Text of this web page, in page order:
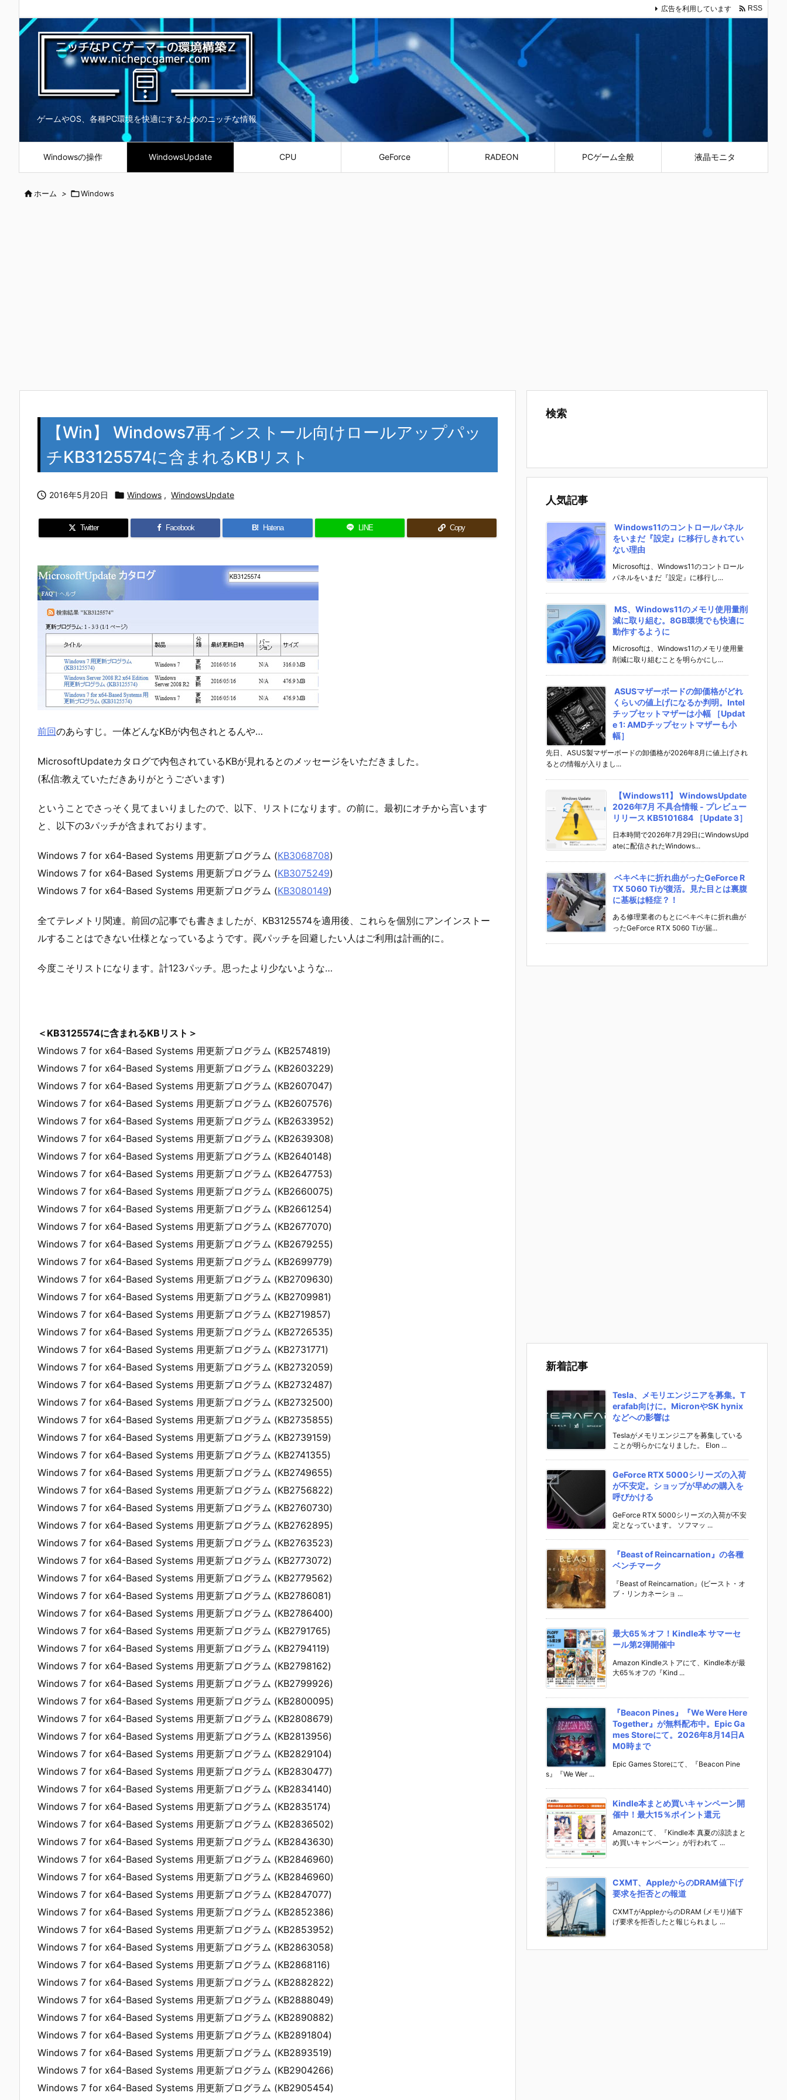
ゲームやOS、各種PC環境を快適にするためのニッチな情報
Windowsの操作 WindowsUpdate CPU GeForce RADEON PCゲーム全般 液晶モニタ
広告を利用しています  RSS
ホーム > Windows
【Win】 Windows7再インストール向けロールアップパッ
チKB3125574に含まれるKBリスト
 2016年5月20日  Windows , WindowsUpdate
Twitter Facebook B! Hatena LINE Copy
前回のあらすじ。一体どんなKBが内包されとるんや…
MicrosoftUpdateカタログで内包されているKBが見れるとのメッセージをいただきました。
(私信:教えていただきありがとうございます)
ということでさっそく見てまいりましたので、以下、リストになります。の前に。最初にオチから言います
と、以下の3パッチが含まれております。
Windows 7 for x64-Based Systems 用更新プログラム (KB3068708)
Windows 7 for x64-Based Systems 用更新プログラム (KB3075249)
Windows 7 for x64-Based Systems 用更新プログラム (KB3080149)
全てテレメトリ関連。前回の記事でも書きましたが、KB3125574を適用後、これらを個別にアンインストー
ルすることはできない仕様となっているようです。罠パッチを回避したい人はご利用は計画的に。
今度こそリストになります。計123パッチ。思ったより少ないような…
＜KB3125574に含まれるKBリスト＞
Windows 7 for x64-Based Systems 用更新プログラム (KB2574819)
Windows 7 for x64-Based Systems 用更新プログラム (KB2603229)
Windows 7 for x64-Based Systems 用更新プログラム (KB2607047)
Windows 7 for x64-Based Systems 用更新プログラム (KB2607576)
Windows 7 for x64-Based Systems 用更新プログラム (KB2633952)
Windows 7 for x64-Based Systems 用更新プログラム (KB2639308)
Windows 7 for x64-Based Systems 用更新プログラム (KB2640148)
Windows 7 for x64-Based Systems 用更新プログラム (KB2647753)
Windows 7 for x64-Based Systems 用更新プログラム (KB2660075)
Windows 7 for x64-Based Systems 用更新プログラム (KB2661254)
Windows 7 for x64-Based Systems 用更新プログラム (KB2677070)
Windows 7 for x64-Based Systems 用更新プログラム (KB2679255)
Windows 7 for x64-Based Systems 用更新プログラム (KB2699779)
Windows 7 for x64-Based Systems 用更新プログラム (KB2709630)
Windows 7 for x64-Based Systems 用更新プログラム (KB2709981)
Windows 7 for x64-Based Systems 用更新プログラム (KB2719857)
Windows 7 for x64-Based Systems 用更新プログラム (KB2726535)
Windows 7 for x64-Based Systems 用更新プログラム (KB2731771)
Windows 7 for x64-Based Systems 用更新プログラム (KB2732059)
Windows 7 for x64-Based Systems 用更新プログラム (KB2732487)
Windows 7 for x64-Based Systems 用更新プログラム (KB2732500)
Windows 7 for x64-Based Systems 用更新プログラム (KB2735855)
Windows 7 for x64-Based Systems 用更新プログラム (KB2739159)
Windows 7 for x64-Based Systems 用更新プログラム (KB2741355)
Windows 7 for x64-Based Systems 用更新プログラム (KB2749655)
Windows 7 for x64-Based Systems 用更新プログラム (KB2756822)
Windows 7 for x64-Based Systems 用更新プログラム (KB2760730)
Windows 7 for x64-Based Systems 用更新プログラム (KB2762895)
Windows 7 for x64-Based Systems 用更新プログラム (KB2763523)
Windows 7 for x64-Based Systems 用更新プログラム (KB2773072)
Windows 7 for x64-Based Systems 用更新プログラム (KB2779562)
Windows 7 for x64-Based Systems 用更新プログラム (KB2786081)
Windows 7 for x64-Based Systems 用更新プログラム (KB2786400)
Windows 7 for x64-Based Systems 用更新プログラム (KB2791765)
Windows 7 for x64-Based Systems 用更新プログラム (KB2794119)
Windows 7 for x64-Based Systems 用更新プログラム (KB2798162)
Windows 7 for x64-Based Systems 用更新プログラム (KB2799926)
Windows 7 for x64-Based Systems 用更新プログラム (KB2800095)
Windows 7 for x64-Based Systems 用更新プログラム (KB2808679)
Windows 7 for x64-Based Systems 用更新プログラム (KB2813956)
Windows 7 for x64-Based Systems 用更新プログラム (KB2829104)
Windows 7 for x64-Based Systems 用更新プログラム (KB2830477)
Windows 7 for x64-Based Systems 用更新プログラム (KB2834140)
Windows 7 for x64-Based Systems 用更新プログラム (KB2835174)
Windows 7 for x64-Based Systems 用更新プログラム (KB2836502)
Windows 7 for x64-Based Systems 用更新プログラム (KB2843630)
Windows 7 for x64-Based Systems 用更新プログラム (KB2846960)
Windows 7 for x64-Based Systems 用更新プログラム (KB2846960)
Windows 7 for x64-Based Systems 用更新プログラム (KB2847077)
Windows 7 for x64-Based Systems 用更新プログラム (KB2852386)
Windows 7 for x64-Based Systems 用更新プログラム (KB2853952)
Windows 7 for x64-Based Systems 用更新プログラム (KB2863058)
Windows 7 for x64-Based Systems 用更新プログラム (KB2868116)
Windows 7 for x64-Based Systems 用更新プログラム (KB2882822)
Windows 7 for x64-Based Systems 用更新プログラム (KB2888049)
Windows 7 for x64-Based Systems 用更新プログラム (KB2890882)
Windows 7 for x64-Based Systems 用更新プログラム (KB2891804)
Windows 7 for x64-Based Systems 用更新プログラム (KB2893519)
Windows 7 for x64-Based Systems 用更新プログラム (KB2904266)
Windows 7 for x64-Based Systems 用更新プログラム (KB2905454)
検索
人気記事
Windows11のコントロールパネル
をいまだ『設定』に移行しきれてい
ない理由
Microsoftは、Windows11のコントロール
パネルをいまだ『設定』に移行し...
MS、Windows11のメモリ使用量削
減に取り組む。8GB環境でも快適に
動作するように
Microsoftは、Windows11のメモリ使用量
削減に取り組むことを明らかにし...
ASUSマザーボードの卸価格がどれ
くらいの値上げになるか判明。Intel
チップセットマザーは小幅 ［Updat
e 1: AMDチップセットマザーも小
幅］
先日、ASUS製マザーボードの卸価格が2026年8月に値上げされ
るとの情報が入りまし...
【Windows11】 WindowsUpdate
2026年7月 不具合情報 - プレビュー
リリース KB5101684 ［Update 3］
日本時間で2026年7月29日にWindowsUpd
ateに配信されたWindows...
ベキベキに折れ曲がったGeForce R
TX 5060 Tiが復活。見た目とは裏腹
に基板は軽症？！
ある修理業者のもとにベキベキに折れ曲が
ったGeForce RTX 5060 Tiが届...
新着記事
Tesla、メモリエンジニアを募集。T
erafab向けに。MicronやSK hynix
などへの影響は
Teslaがメモリエンジニアを募集している
ことが明らかになりました。 Elon ...
GeForce RTX 5000シリーズの入荷
が不安定。ショップが早めの購入を
呼びかける
GeForce RTX 5000シリーズの入荷が不安
定となっています。 ソフマッ ...
『Beast of Reincarnation』の各種
ベンチマーク
『Beast of Reincarnation』(ビースト・オ
ブ・リンカネーショ ...
最大65％オフ！Kindle本 サマーセ
ール第2弾開催中
Amazon Kindleストアにて、Kindle本が最
大65％オフの『Kind ...
『Beacon Pines』『We Were Here
Together』が無料配布中。Epic Ga
mes Storeにて。2026年8月14日A
M0時まで
Epic Games Storeにて、『Beacon Pine
s』『We Wer ...
Kindle本まとめ買いキャンペーン開
催中！最大15％ポイント還元
Amazonにて、『Kindle本 真夏の涼読まと
め買いキャンペーン』が行われて ...
CXMT、AppleからのDRAM値下げ
要求を拒否との報道
CXMTがAppleからのDRAM (メモリ)値下
げ要求を拒否したと報じられまし ...